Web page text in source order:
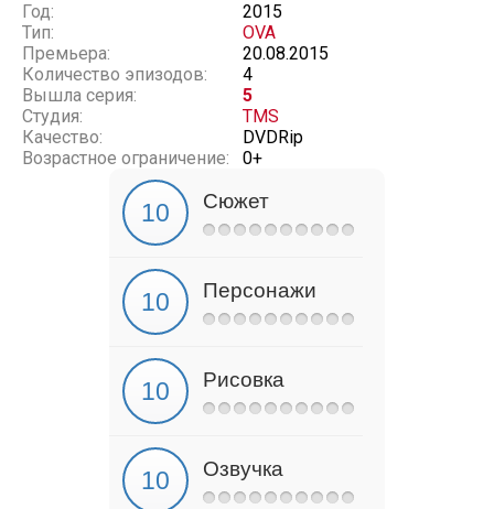
Год:
2015
Тип:
OVA
Премьера:
20.08.2015
Количество эпизодов:
4
Вышла серия:
5
Студия:
TMS
Качество:
DVDRip
Возрастное ограничение:
0+
Сюжет
Персонажи
Рисовка
Озвучка